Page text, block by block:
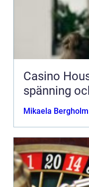
Casino
spänning
Mikaela Bergholm